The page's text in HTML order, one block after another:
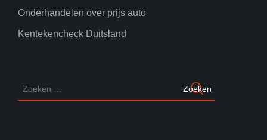
Onderhandelen over prijs auto
Kentekencheck Duitsland